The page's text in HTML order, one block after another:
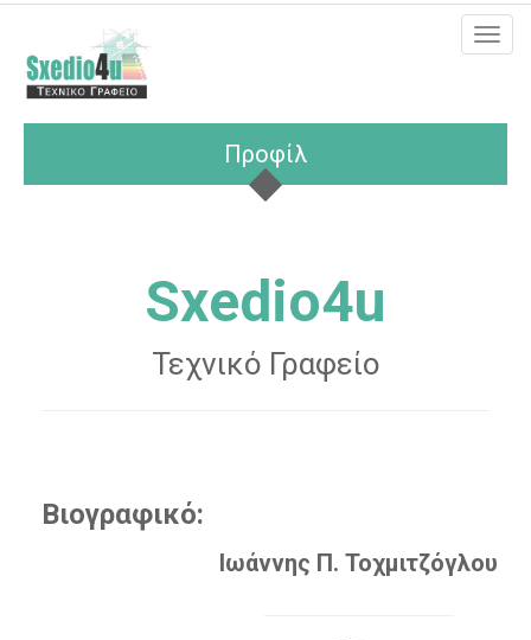
Προφίλ
Sxedio4u
Τεχνικό Γραφείο
Βιογραφικό:
Ιωάννης Π. Τοχμιτζόγλου